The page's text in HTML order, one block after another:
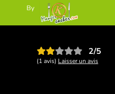
By
2/5
(1 avis) Laisser un avis